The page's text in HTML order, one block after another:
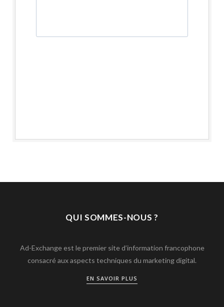
QUI SOMMES-NOUS ?
Ad-Exchange est le premier site d’information francophone
consacré aux aspects techniques du marketing digital.
EN SAVOIR PLUS